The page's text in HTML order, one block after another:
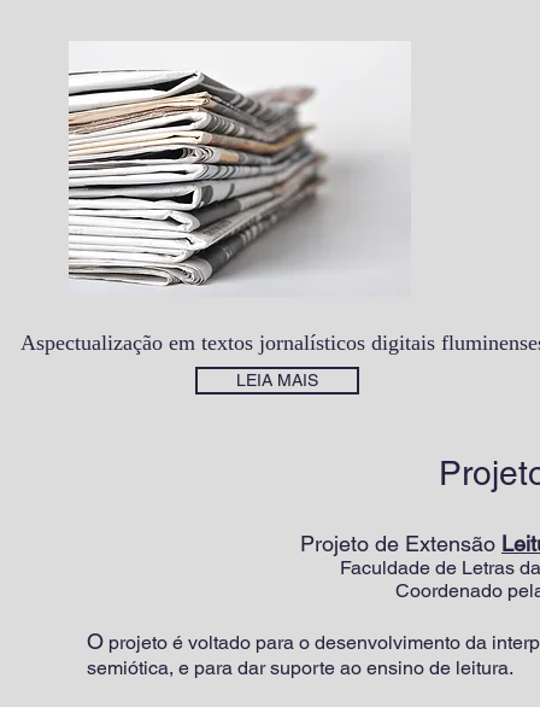
Aspectualização em textos jornalísticos digitais
LEIA MAIS
Projeto de Extensão
Faculdade de Letras
Coordenado
O projeto é voltado para o desenvolvimento da
semiótica, e para dar suporte ao ensino de leitura.